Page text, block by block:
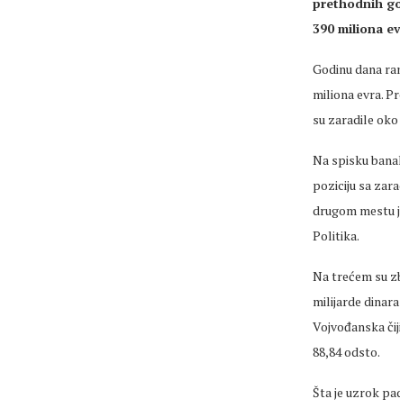
390 miliona
Godinu dana
miliona evra.
su zaradile
Na spisku
poziciju sa
drugom mestu
Politika.
Na trećem su
milijarde
Vojvođanska
88,84 odsto.
Šta je uzrok